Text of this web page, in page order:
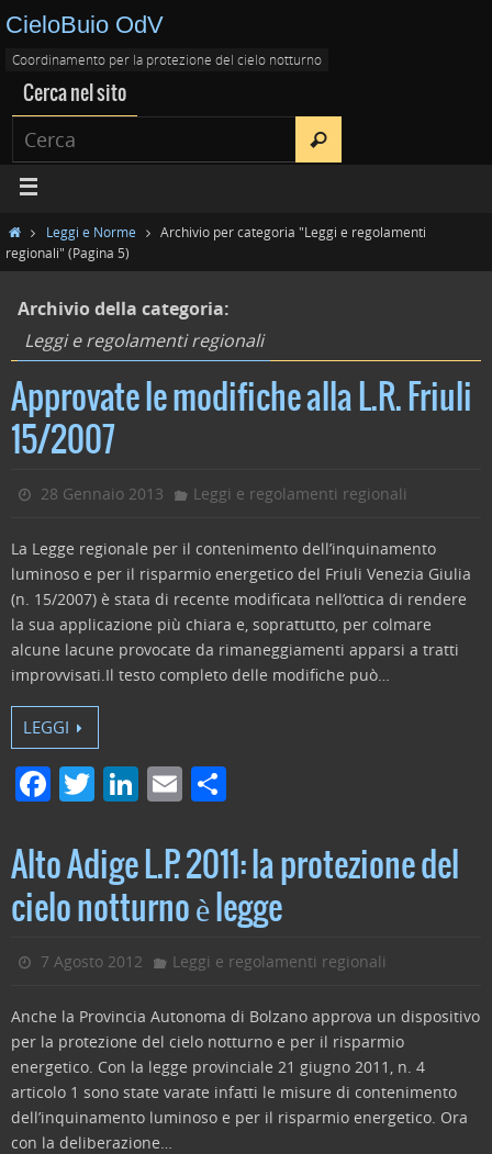
CieloBuio OdV
Coordinamento per la protezione del cielo notturno
Cerca nel sito
Leggi e Norme
Archivio per categoria "Leggi e regolamenti
regionali" (Pagina 5)
Archivio della categoria:
Leggi e regolamenti regionali
Approvate le modifiche alla L.R. Friuli
15/2007
28 Gennaio 2013 Leggi e regolamenti regionali
La Legge regionale per il contenimento dell’inquinamento
luminoso e per il risparmio energetico del Friuli Venezia Giulia
(n. 15/2007) è stata di recente modificata nell’ottica di rendere
la sua applicazione più chiara e, soprattutto, per colmare
alcune lacune provocate da rimaneggiamenti apparsi a tratti
improvvisati.Il testo completo delle modifiche può…
LEGGI
F
c
e
b
o
k
T
itt
er
Li
k
e
dI
n
E
ai
l
n
di
vi
di
Alto Adige L.P. 2011: la protezione del
cielo notturno è legge
7 Agosto 2012 Leggi e regolamenti regionali
Anche la Provincia Autonoma di Bolzano approva un dispositivo
per la protezione del cielo notturno e per il risparmio
energetico. Con la legge provinciale 21 giugno 2011, n. 4
articolo 1 sono state varate infatti le misure di contenimento
dell’inquinamento luminoso e per il risparmio energetico. Ora
con la deliberazione…